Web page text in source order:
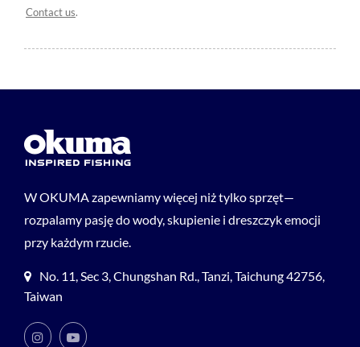
Contact us.
W OKUMA zapewniamy więcej niż tylko sprzęt—
rozpalamy pasję do wody, skupienie i dreszczyk emocji
przy każdym rzucie.
No. 11, Sec 3, Chungshan Rd., Tanzi, Taichung 42756,
Taiwan